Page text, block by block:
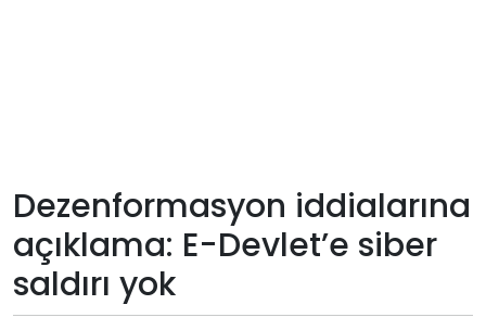
Künye
Giriş
Yap
Dezenformasyon iddialarına
açıklama: E-Devlet’e siber
saldırı yok